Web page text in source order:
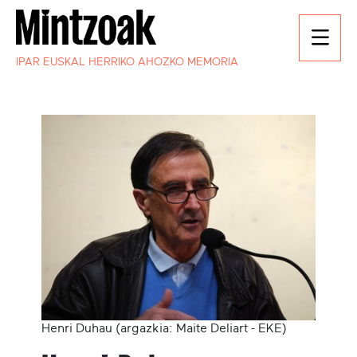
IPAR EUSKAL HERRIKO AHOZKO MEMORIA
Henri Duhau (argazkia: Maite Deliart - EKE)